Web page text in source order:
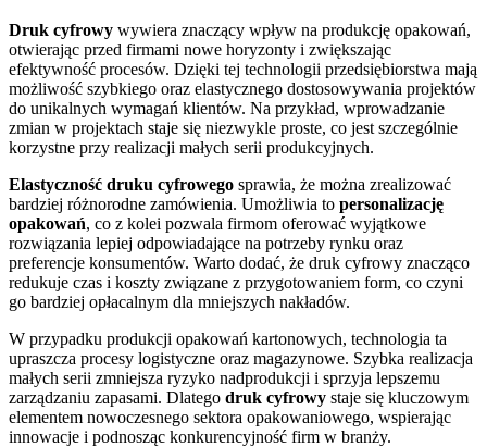
Druk cyfrowy wywiera znaczący wpływ na produkcję opakowań,
otwierając przed firmami nowe horyzonty i zwiększając
efektywność procesów. Dzięki tej technologii przedsiębiorstwa mają
możliwość szybkiego oraz elastycznego dostosowywania projektów
do unikalnych wymagań klientów. Na przykład, wprowadzanie
zmian w projektach staje się niezwykle proste, co jest szczególnie
korzystne przy realizacji małych serii produkcyjnych.
Elastyczność druku cyfrowego sprawia, że można zrealizować
bardziej różnorodne zamówienia. Umożliwia to personalizację
opakowań, co z kolei pozwala firmom oferować wyjątkowe
rozwiązania lepiej odpowiadające na potrzeby rynku oraz
preferencje konsumentów. Warto dodać, że druk cyfrowy znacząco
redukuje czas i koszty związane z przygotowaniem form, co czyni
go bardziej opłacalnym dla mniejszych nakładów.
W przypadku produkcji opakowań kartonowych, technologia ta
upraszcza procesy logistyczne oraz magazynowe. Szybka realizacja
małych serii zmniejsza ryzyko nadprodukcji i sprzyja lepszemu
zarządzaniu zapasami. Dlatego druk cyfrowy staje się kluczowym
elementem nowoczesnego sektora opakowaniowego, wspierając
innowacje i podnosząc konkurencyjność firm w branży.